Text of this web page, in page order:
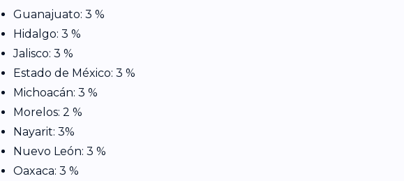
Guanajuato: 3 %
Hidalgo: 3 %
Jalisco: 3 %
Estado de México: 3 %
Michoacán: 3 %
Morelos: 2 %
Nayarit: 3%
Nuevo León: 3 %
Oaxaca: 3 %